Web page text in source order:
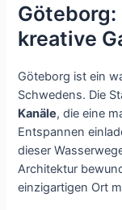
Göteborg:
kreative
Göteborg ist ein
Schwedens. Die
Kanäle, die eine
Entspannen
dieser
Architektur
einzigartigen Ort